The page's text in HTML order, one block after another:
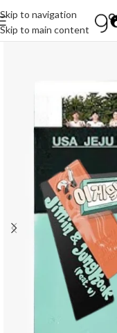
Skip to navigation
Skip to main content